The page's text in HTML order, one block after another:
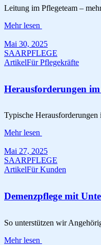
Leitung im Pflegeteam –
Mehr lesen
Mai 30, 2025
SAARPFLEGE
ArtikelFür Pflegekräfte
Herausforderungen im
Typische
Mehr lesen
Mai 27, 2025
SAARPFLEGE
ArtikelFür Kunden
Demenzpflege mit
So unterstützen wir
Mehr lesen